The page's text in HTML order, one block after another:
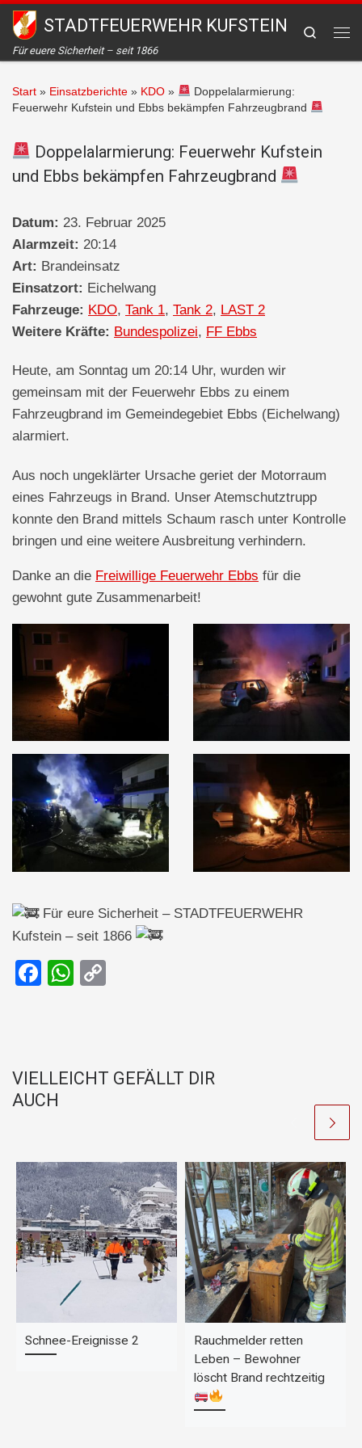
Zum Inhalt springen
STADTFEUERWEHR KUFSTEIN
Für euere Sicherheit – seit 1866
Search
Start » Einsatzberichte » KDO »
Doppelalarmierung:
Feuerwehr Kufstein und Ebbs bekämpfen Fahrzeugbrand
Doppelalarmierung: Feuerwehr Kufstein
und Ebbs bekämpfen Fahrzeugbrand
Datum: 23. Februar 2025
Alarmzeit: 20:14
Art: Brandeinsatz
Einsatzort: Eichelwang
Fahrzeuge: KDO, Tank 1, Tank 2, LAST 2
Weitere Kräfte: Bundespolizei, FF Ebbs
Heute, am Sonntag um 20:14 Uhr, wurden wir
gemeinsam mit der Feuerwehr Ebbs zu einem
Fahrzeugbrand im Gemeindegebiet Ebbs (Eichelwang)
alarmiert.
Aus noch ungeklärter Ursache geriet der Motorraum
eines Fahrzeugs in Brand. Unser Atemschutztrupp
konnte den Brand mittels Schaum rasch unter Kontrolle
bringen und eine weitere Ausbreitung verhindern.
Danke an die Freiwillige Feuerwehr Ebbs für die
gewohnt gute Zusammenarbeit!
Für eure Sicherheit – STADTFEUERWEHR
Kufstein – seit 1866
F
b
o
k
W
A Li
VIELLEICHT GEFÄLLT DIR
AUCH
Schnee-Ereignisse 2
Rauchmelder retten
Leben – Bewohner
löscht Brand rechtzeitig